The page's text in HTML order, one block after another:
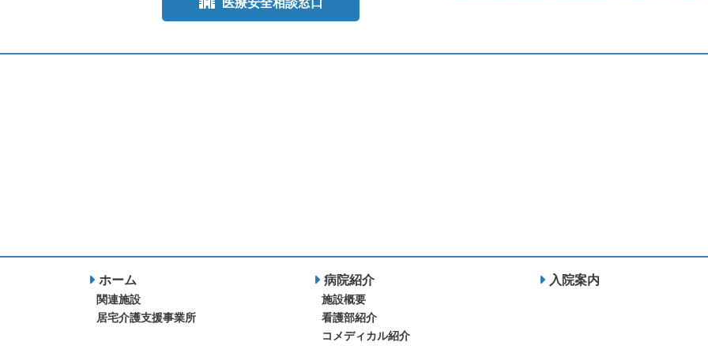
ホーム
関連施設
居宅介護支援事業所
病院紹介
施設概要
看護部紹介
コメディカル紹介
入院案内